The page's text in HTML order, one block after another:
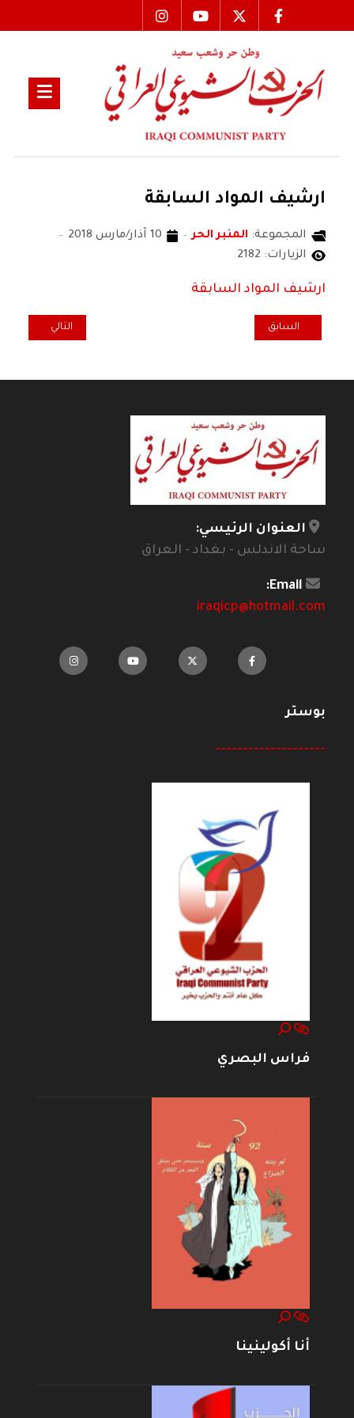
ارشيف المواد السابقة
المجموعة: المنبر الحر
10 آذار/مارس 2018
الزيارات: 2182
ارشيف المواد السابقة
المقال السابق: هل اصبح سمير عبيد كابوسا يقلق الحكومة ؟
السابق المقال التالي:
التالي
العنوان الرئيسي:
ساحة الاندلس - بغداد - العراق
Email:
iraqicp@hotmail.com
بوستر
--------------------
فراس البصري
أنا أكولينينا